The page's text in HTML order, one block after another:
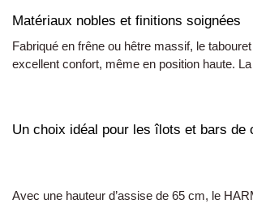
Matériaux nobles et finitions soignées
Fabriqué en frêne ou hêtre massif, le
excellent confort, même en position haute.
Un choix idéal pour les îlots et bars de
Avec une hauteur d’assise de 65 cm, le